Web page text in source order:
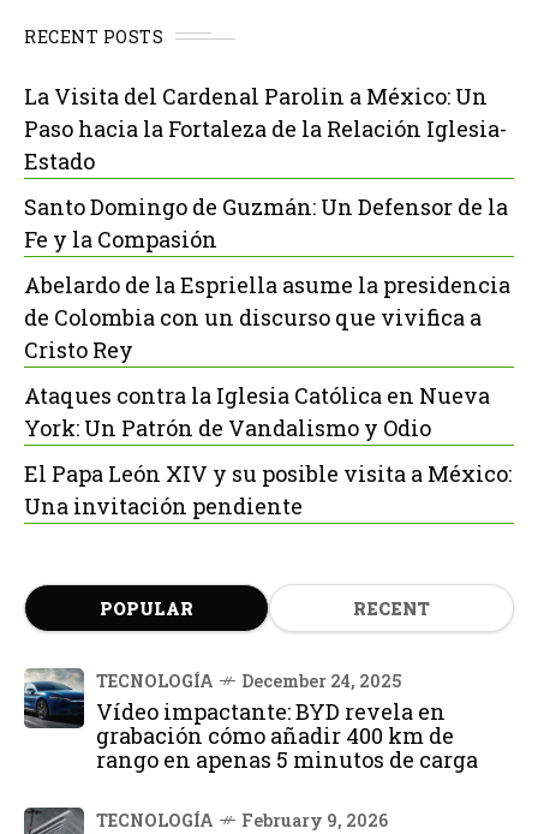
RECENT POSTS
La Visita del Cardenal Parolin a México: Un
Paso hacia la Fortaleza de la Relación Iglesia-
Estado
Santo Domingo de Guzmán: Un Defensor de la
Fe y la Compasión
Abelardo de la Espriella asume la presidencia
de Colombia con un discurso que vivifica a
Cristo Rey
Ataques contra la Iglesia Católica en Nueva
York: Un Patrón de Vandalismo y Odio
El Papa León XIV y su posible visita a México:
Una invitación pendiente
POPULAR RECENT
TECNOLOGÍA December 24, 2025
Vídeo impactante: BYD revela en
grabación cómo añadir 400 km de
rango en apenas 5 minutos de carga
TECNOLOGÍA February 9, 2026